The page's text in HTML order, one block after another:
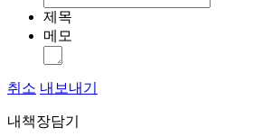
제목
메모
취소 내보내기
내책장담기